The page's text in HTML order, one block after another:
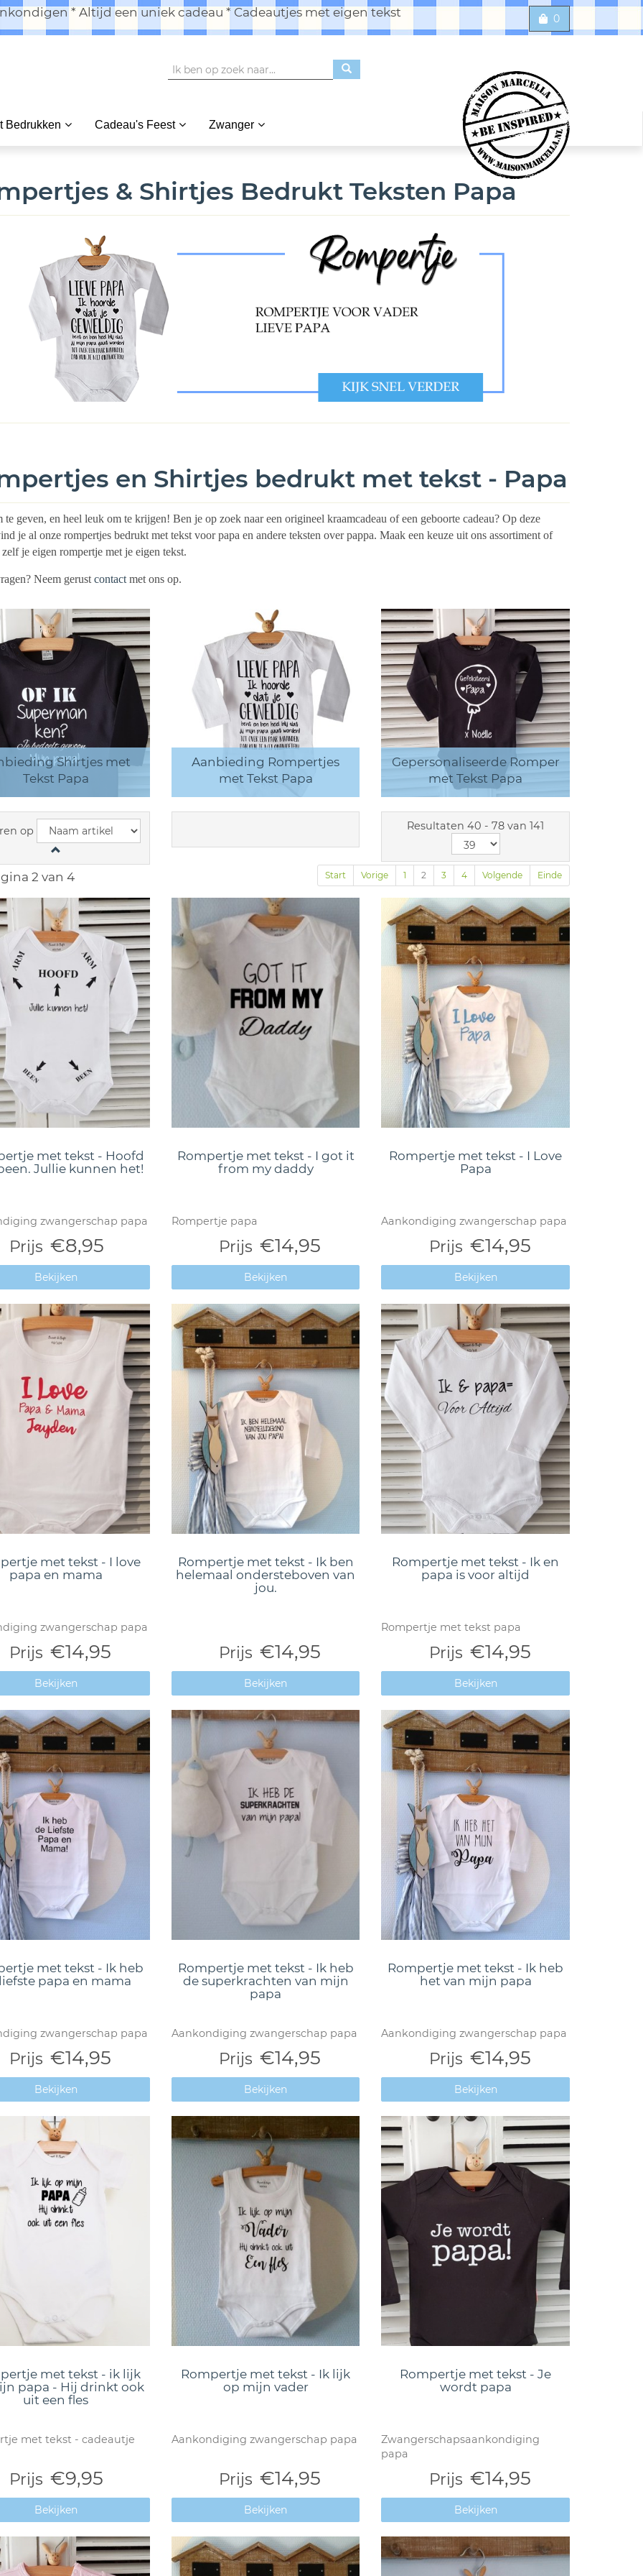
* Altijd een uniek cadeau * Cadeautjes met eigen tekst 0
Bedrukken Cadeau's Feest Zwanger
& Shirtjes Bedrukt Teksten Papa
en Shirtjes bedrukt met tekst - Papa
te geven, en heel leuk om te krijgen! Ben je op zoek naar een origineel kraamcadeau of een geboorte cadeau? Op deze
je al onze rompertjes bedrukt met tekst voor papa en andere teksten over pappa. Maak een keuze uit ons assortiment of
je eigen rompertje met je eigen tekst.
Neem gerust contact met ons op.
Shirtjes met
Tekst Papa
Aanbieding Rompertjes
met Tekst Papa
Gepersonaliseerde Romper
met Tekst Papa
op Resultaten 40 - 78 van 141
2 van 4 Start Vorige 1 2 3 4 Volgende Einde
met tekst - Hoofd
Jullie kunnen het!
zwangerschap papa
Prijs €8,95
Bekijken
Rompertje met tekst - I got it
from my daddy
Rompertje papa
Prijs €14,95
Bekijken
Rompertje met tekst - I Love
Papa
Aankondiging zwangerschap papa
Prijs €14,95
Bekijken
met tekst - I love
papa en mama
zwangerschap papa
Prijs €14,95
Bekijken
Rompertje met tekst - Ik ben
helemaal ondersteboven van
jou.
Prijs €14,95
Bekijken
Rompertje met tekst - Ik en
papa is voor altijd
Rompertje met tekst papa
Prijs €14,95
Bekijken
met tekst - Ik heb
papa en mama
zwangerschap papa
Prijs €14,95
Bekijken
Rompertje met tekst - Ik heb
de superkrachten van mijn
papa
Aankondiging zwangerschap papa
Prijs €14,95
Bekijken
Rompertje met tekst - Ik heb
het van mijn papa
Aankondiging zwangerschap papa
Prijs €14,95
Bekijken
met tekst - ik lijk
papa - Hij drinkt ook
uit een fles
met tekst - cadeautje
Prijs €9,95
Bekijken
Rompertje met tekst - Ik lijk
op mijn vader
Aankondiging zwangerschap papa
Prijs €14,95
Bekijken
Rompertje met tekst - Je
wordt papa
Zwangerschapsaankondiging
papa
Prijs €14,95
Bekijken